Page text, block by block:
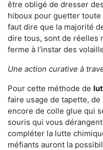
être obligé de dresser
hiboux pour guetter
faut dire que la majorité
dire tous, sont de réelles
ferme à l’instar des
Une action curative à
Pour cette méthode de
faire usage de tapette,
encore de colle glue qui
souris qui vous
compléter la lutte
méfiants auront la